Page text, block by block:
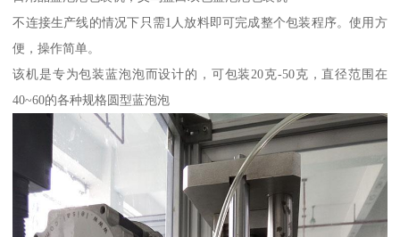
不连接生产线的情况下只需1人放料即可完成整个包装程序。使用方
便，操作简单。
该机是专为包装蓝泡泡而设计的，可包装20克-50克，直径范围在
40~60的各种规格圆型蓝泡泡